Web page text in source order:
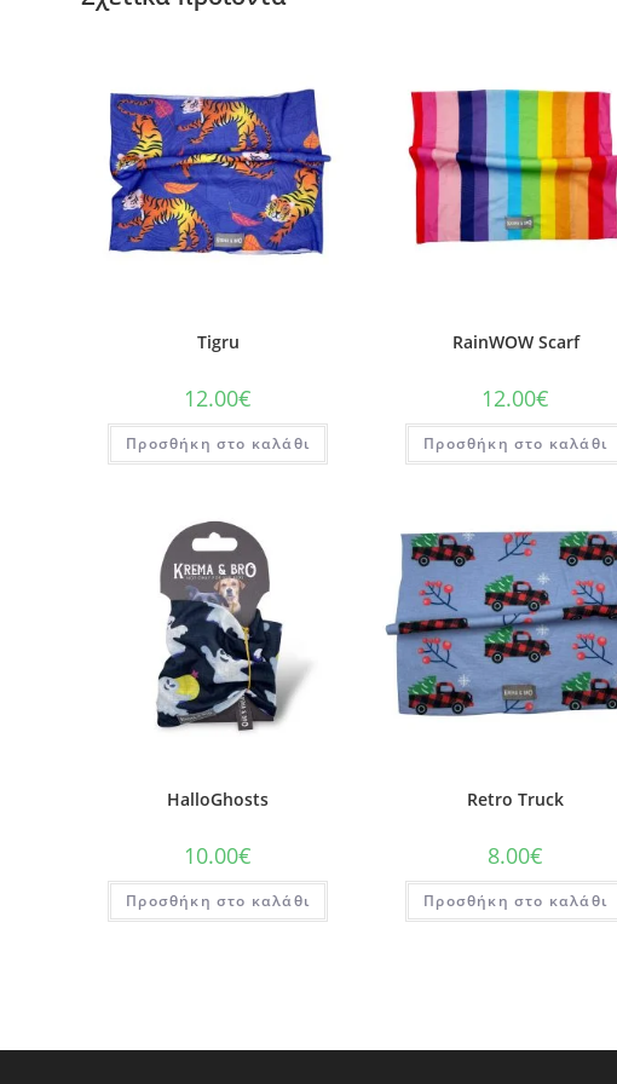
Tigru
12.00€
Προσθήκη στο καλάθι
RainWOW Scarf
12.00€
Προσθήκη στο καλάθι
HalloGhosts
10.00€
Προσθήκη στο καλάθι
Retro Truck
8.00€
Προσθήκη στο καλάθι